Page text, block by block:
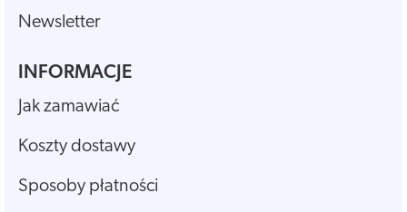
Newsletter
INFORMACJE
Jak zamawiać
Koszty dostawy
Sposoby płatności